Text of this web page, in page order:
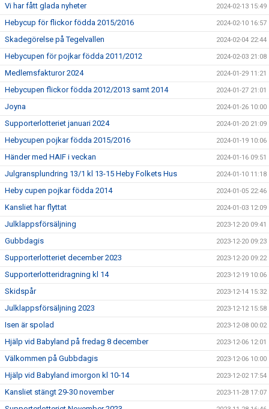
Vi har fått glada nyheter 2024-02-13 15:49
Hebycup för flickor födda 2015/2016 2024-02-10 16:57
Skadegörelse på Tegelvallen 2024-02-04 22:44
Hebycupen för pojkar födda 2011/2012 2024-02-03 21:08
Medlemsfakturor 2024 2024-01-29 11:21
Hebycupen flickor födda 2012/2013 samt 2014 2024-01-27 21:01
Joyna 2024-01-26 10:00
Supporterlotteriet januari 2024 2024-01-20 21:09
Hebycupen pojkar födda 2015/2016 2024-01-19 10:06
Händer med HAIF i veckan 2024-01-16 09:51
Julgransplundring 13/1 kl 13-15 Heby Folkets Hus 2024-01-10 11:18
Heby cupen pojkar födda 2014 2024-01-05 22:46
Kansliet har flyttat 2024-01-03 12:09
Julklappsförsäljning 2023-12-20 09:41
Gubbdagis 2023-12-20 09:23
Supporterlotteriet december 2023 2023-12-20 09:22
Supporterlotteridragning kl 14 2023-12-19 10:06
Skidspår 2023-12-14 15:32
Julklappsförsäljning 2023 2023-12-12 15:58
Isen är spolad 2023-12-08 00:02
Hjälp vid Babyland på fredag 8 december 2023-12-06 12:01
Välkommen på Gubbdagis 2023-12-06 10:00
Hjälp vid Babyland imorgon kl 10-14 2023-12-02 17:54
Kansliet stängt 29-30 november 2023-11-28 17:07